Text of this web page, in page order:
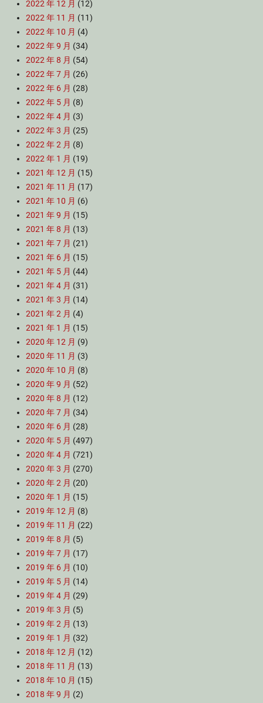
2022 年 12 月 (12)
2022 年 11 月 (11)
2022 年 10 月 (4)
2022 年 9 月 (34)
2022 年 8 月 (54)
2022 年 7 月 (26)
2022 年 6 月 (28)
2022 年 5 月 (8)
2022 年 4 月 (3)
2022 年 3 月 (25)
2022 年 2 月 (8)
2022 年 1 月 (19)
2021 年 12 月 (15)
2021 年 11 月 (17)
2021 年 10 月 (6)
2021 年 9 月 (15)
2021 年 8 月 (13)
2021 年 7 月 (21)
2021 年 6 月 (15)
2021 年 5 月 (44)
2021 年 4 月 (31)
2021 年 3 月 (14)
2021 年 2 月 (4)
2021 年 1 月 (15)
2020 年 12 月 (9)
2020 年 11 月 (3)
2020 年 10 月 (8)
2020 年 9 月 (52)
2020 年 8 月 (12)
2020 年 7 月 (34)
2020 年 6 月 (28)
2020 年 5 月 (497)
2020 年 4 月 (721)
2020 年 3 月 (270)
2020 年 2 月 (20)
2020 年 1 月 (15)
2019 年 12 月 (8)
2019 年 11 月 (22)
2019 年 8 月 (5)
2019 年 7 月 (17)
2019 年 6 月 (10)
2019 年 5 月 (14)
2019 年 4 月 (29)
2019 年 3 月 (5)
2019 年 2 月 (13)
2019 年 1 月 (32)
2018 年 12 月 (12)
2018 年 11 月 (13)
2018 年 10 月 (15)
2018 年 9 月 (2)